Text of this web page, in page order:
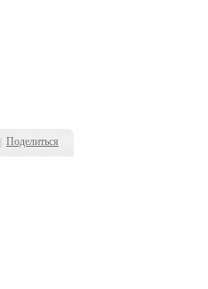
Поделиться